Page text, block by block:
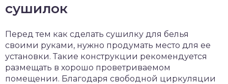
сушилок
Перед тем как сделать сушилку для белья
своими руками, нужно продумать место для ее
установки. Такие конструкции рекомендуется
размещать в хорошо проветриваемом
помещении. Благодаря свободной циркуляции